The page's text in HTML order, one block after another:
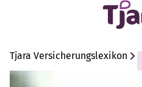
Tjara Versicherungslexikon